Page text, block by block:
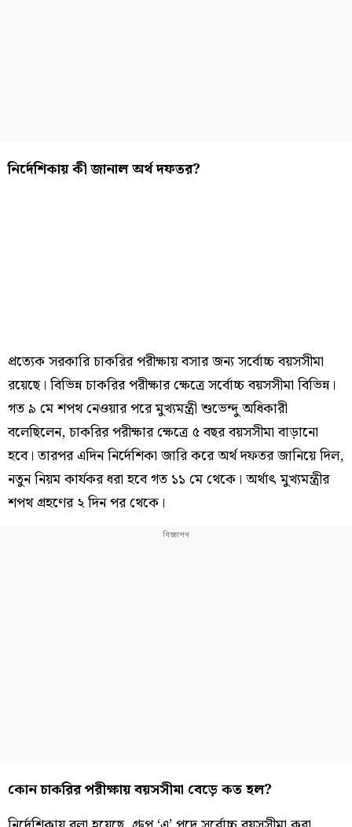
নির্দেশিকায় কী জানাল অর্থ দফতর?
প্রত্যেক সরকারি চাকরির পরীক্ষায় বসার জন্য সর্বোচ্চ বয়সসীমা
রয়েছে। বিভিন্ন চাকরির পরীক্ষার ক্ষেত্রে সর্বোচ্চ বয়সসীমা বিভিন্ন।
গত ৯ মে শপথ নেওয়ার পরে মুখ্যমন্ত্রী শুভেন্দু অধিকারী
বলেছিলেন, চাকরির পরীক্ষার ক্ষেত্রে ৫ বছর বয়সসীমা বাড়ানো
হবে। তারপর এদিন নির্দেশিকা জারি করে অর্থ দফতর জানিয়ে দিল,
নতুন নিয়ম কার্যকর ধরা হবে গত ১১ মে থেকে। অর্থাৎ মুখ্যমন্ত্রীর
শপথ গ্রহণের ২ দিন পর থেকে।
কোন চাকরির পরীক্ষায় বয়সসীমা বেড়ে কত হল?